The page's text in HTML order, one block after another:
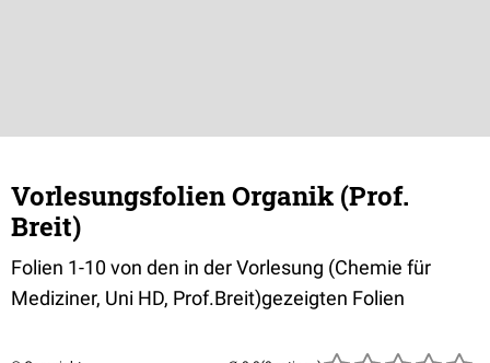
Vorlesungsfolien Organik (Prof.
Breit)
Folien 1-10 von den in der Vorlesung (Chemie für
Mediziner, Uni HD, Prof.Breit)gezeigten Folien